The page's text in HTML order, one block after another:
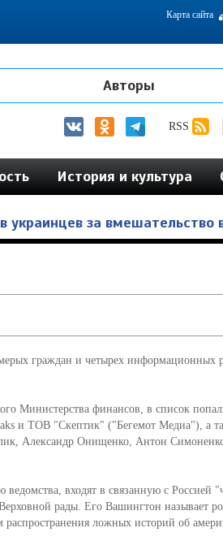
Карта сайта
Авторы
RSS
История и культура
украинцев за вмешательство
граждан и четырех информационных
Министерства финансов, в список
и ТОВ "Скептик" ("Бегемот Медиа"), а
Александр Онищенко, Антон
входят в связанную с Россией
рады. Его Вашингтон называет
ложных историй об